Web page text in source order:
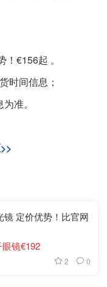
€156起 。
时间信息；
准。
定价优势！比官网
镜€192
2 0